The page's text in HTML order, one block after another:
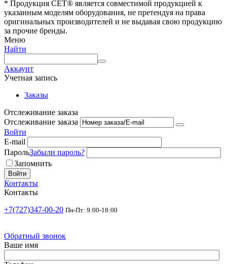
* Продукция СЕТ® является совместимой продукцией к
указанным моделям оборудования, не претендуя на права
оригинальных производителей и не выдавая свою продукцию
за прочие бренды.
Меню
Найти
Аккаунт
Учетная запись
Заказы
Отслеживание заказа
Отслеживание заказа
Войти
E-mail
ПарольЗабыли пароль?
Запомнить
Войти
Контакты
Контакты
+7(727)347-00-20 Пн-Пт: 9:00-18:00
Обратный звонок
Ваше имя